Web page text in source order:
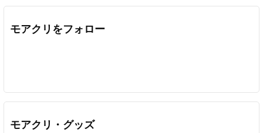
モアクリをフォロー
モアクリ・グッズ